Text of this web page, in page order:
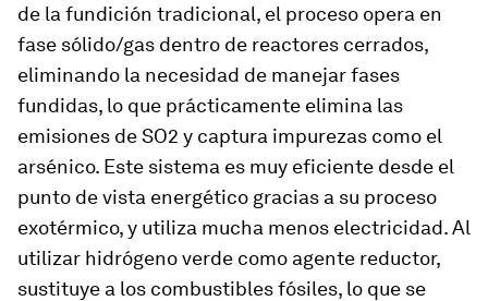
de la fundición tradicional, el proceso opera en
fase sólido/gas dentro de reactores cerrados,
eliminando la necesidad de manejar fases
fundidas, lo que prácticamente elimina las
emisiones de SO2 y captura impurezas como el
arsénico. Este sistema es muy eficiente desde el
punto de vista energético gracias a su proceso
exotérmico, y utiliza mucha menos electricidad. Al
utilizar hidrógeno verde como agente reductor,
sustituye a los combustibles fósiles, lo que se